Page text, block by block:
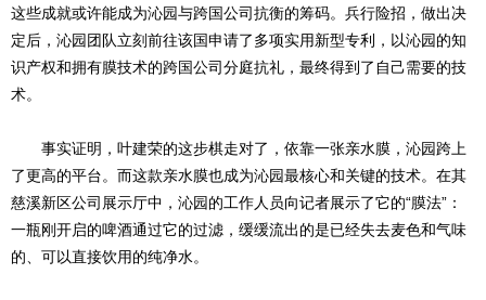
这些成就或许能成为沁园与跨国公司抗衡的筹码。兵行险招，做出决
定后，沁园团队立刻前往该国申请了多项实用新型专利，以沁园的知
识产权和拥有膜技术的跨国公司分庭抗礼，最终得到了自己需要的技
术。
事实证明，叶建荣的这步棋走对了，依靠一张亲水膜，沁园跨上
了更高的平台。而这款亲水膜也成为沁园最核心和关键的技术。在其
慈溪新区公司展示厅中，沁园的工作人员向记者展示了它的“膜法”：
一瓶刚开启的啤酒通过它的过滤，缓缓流出的是已经失去麦色和气味
的、可以直接饮用的纯净水。